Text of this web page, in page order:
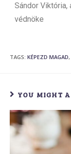
Sándor
védnöke
TAGS: KÉPEZD MAGAD,
YOU MIGHT